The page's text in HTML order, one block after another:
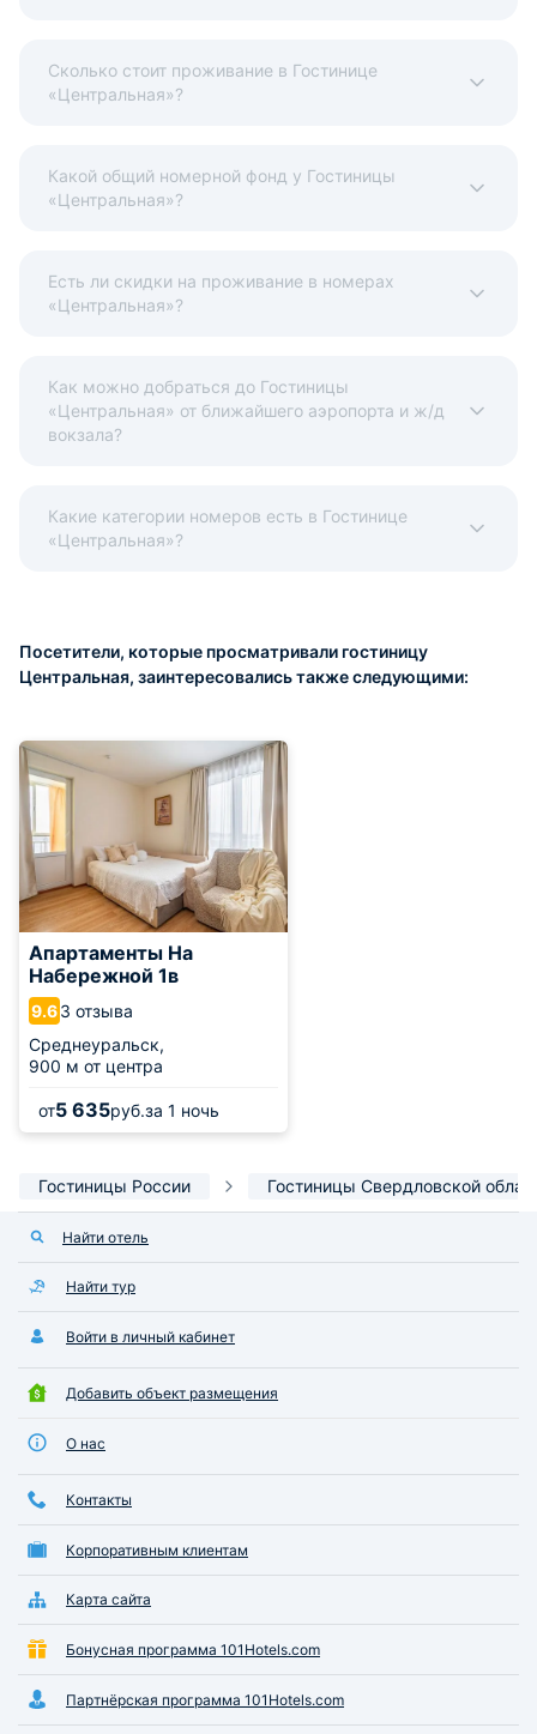
Сколько стоит проживание в Гостинице
«Центральная»?
Какой общий номерной фонд у Гостиницы
«Центральная»?
Есть ли скидки на проживание в номерах
«Центральная»?
Как можно добраться до Гостиницы
«Центральная» от ближайшего аэропорта и ж/д
вокзала?
Какие категории номеров есть в Гостинице
«Центральная»?
Посетители, которые просматривали гостиницу
Центральная, заинтересовались также следующими:
Апартаменты На
Набережной 1в
9.63 отзыва
Среднеуральск,
900 м от центра
от5 635руб.за 1 ночь
Гостиницы России Гостиницы Свердловской
Найти отель
Найти тур
Войти в личный кабинет
Добавить объект размещения
О нас
Контакты
Корпоративным клиентам
Карта сайта
Бонусная программа 101Hotels.com
Партнёрская программа 101Hotels.com